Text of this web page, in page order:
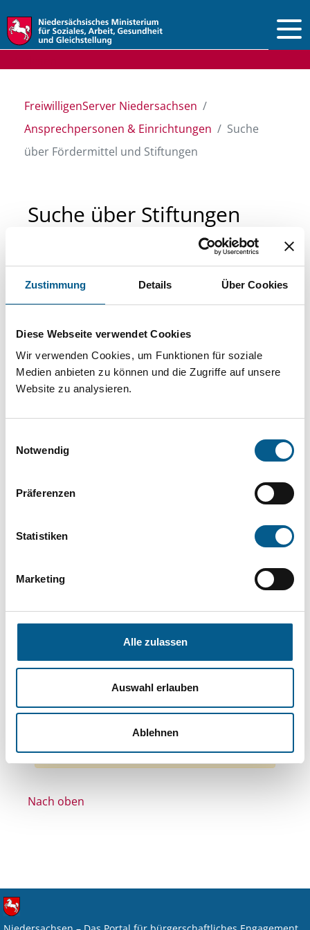
Zustimmung Details Über Cookies
Diese Webseite verwendet Cookies
Wir verwenden Cookies, um Funktionen für soziale
Medien anbieten zu können und die Zugriffe auf unsere
Website zu analysieren.
Notwendig
Präferenzen
Statistiken
Marketing
Alle zulassen
Auswahl erlauben
Ablehnen
FreiwilligenServer Niedersachsen
Ansprechpersonen & Einrichtungen
Suche
über Fördermittel und Stiftungen
Suche über Stiftungen
Sie suchen finanzielle Unterstützung für ein
direkt über unsere Fördermitteldatenbank und
Stiftungsdatenbank recherchieren. Bei der
Suche bitte die Groß- und Kleinschreibung
Bitte Suchbegriff eingeben. Ergebnisse
Kategorien verfeinert werden.
Suchen
Aktive Filter:
Themen: Natur- & Umweltschutz
Themen: Gesundheitswesen
Themen: Tierschutz
Themen: Integration
Themen: Kunst & Kultur
Alle Filter entfernen
Nach oben